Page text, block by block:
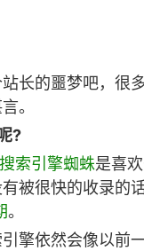
长的噩梦吧，很
。
?
搜索引擎蜘蛛是喜
被很快的收录的
。
擎依然会像以前